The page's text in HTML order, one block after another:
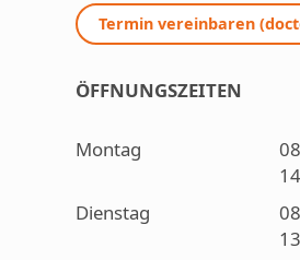
Termin vereinbaren
ÖFFNUNGSZEITEN
Montag
Dienstag